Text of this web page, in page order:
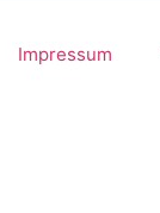
Impressum